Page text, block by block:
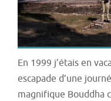
En 1999 j’étais en
escapade d’une
magnifique Bouddha